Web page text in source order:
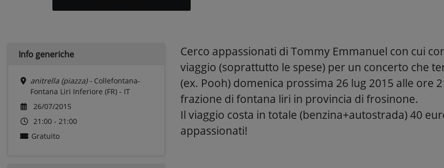
Info generiche
anitrella (piazza) - Collefontana-
Fontana Liri Inferiore (FR) - IT
26/07/2015
21:00 - 21:00
Gratuito
Cerco appassionati di Tommy Emmanuel con cui
viaggio (soprattutto le spese) per un concerto che
(ex. Pooh) domenica prossima 26 lug 2015 alle ore
frazione di fontana liri in provincia di frosinone.
Il viaggio costa in totale (benzina+autostrada) 40
appassionati!